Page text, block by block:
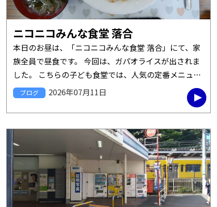
ニコニコみんな食堂 落合
本日のお昼は、「ニコニコみんな食堂 落合」にて、家
族全員で昼食です。 今回は、ガパオライスが出されま
した。 こちらの子ども食堂では、人気の定番メニュー
とのこと。 さすがの看板メニューだけあって、子ども
は大喜びでモリモリと […]
ブログ 2026年07月11日